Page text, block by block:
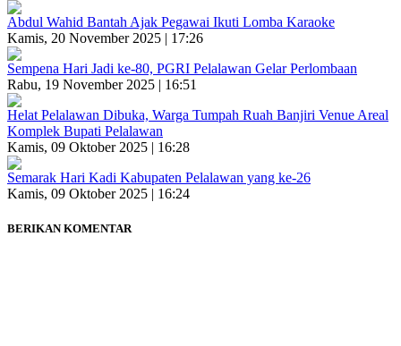
Abdul Wahid Bantah Ajak Pegawai Ikuti Lomba Karaoke
Kamis, 20 November 2025 | 17:26
Sempena Hari Jadi ke-80, PGRI Pelalawan Gelar Perlombaan
Rabu, 19 November 2025 | 16:51
Helat Pelalawan Dibuka, Warga Tumpah Ruah Banjiri Venue Areal
Komplek Bupati Pelalawan
Kamis, 09 Oktober 2025 | 16:28
Semarak Hari Kadi Kabupaten Pelalawan yang ke-26
Kamis, 09 Oktober 2025 | 16:24
BERIKAN KOMENTAR